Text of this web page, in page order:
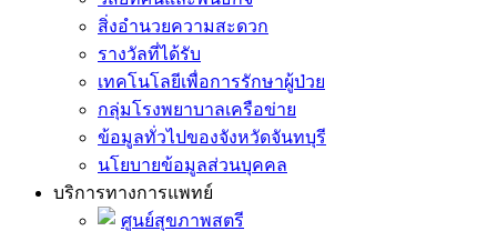
สิ่งอำนวยความสะดวก
รางวัลที่ได้รับ
เทคโนโลยีเพื่อการรักษาผู้ป่วย
กลุ่มโรงพยาบาลเครือข่าย
ข้อมูลทั่วไปของจังหวัดจันทบุรี
นโยบายข้อมูลส่วนบุคคล
บริการทางการแพทย์
ศูนย์สุขภาพสตรี